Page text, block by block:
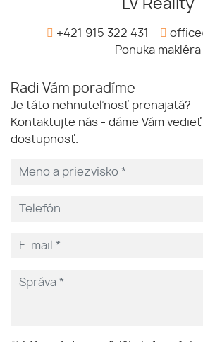
LV Reality
+421 915 322 431
Ponuka makléra
Radi Vám poradíme
Je táto nehnuteľnosť prenajatá?
Kontaktujte nás - dáme Vám
dostupnosť.